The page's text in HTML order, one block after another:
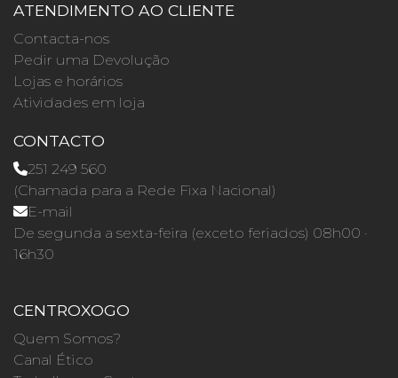
ATENDIMENTO AO CLIENTE
Contacta-nos
Pedir uma Devolução
Lojas e horários
Atividades em loja
CONTACTO
251 249 560
(Chamada para a Rede Fixa Nacional)
E-mail
De segunda a sexta-feira (exceto feriados) 08h00 ·
16h30
CENTROXOGO
Quem Somos?
Canal Ético